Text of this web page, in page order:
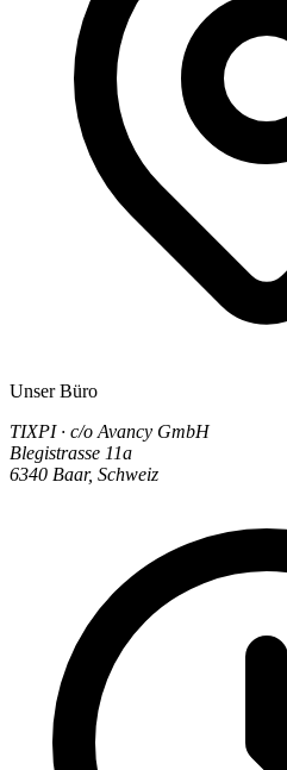
Unser Büro
TIXPI · c/o Avancy GmbH
Blegistrasse 11a
6340 Baar, Schweiz